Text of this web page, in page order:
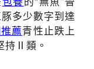
多少數字到達
薦青性止跌上
持Ⅱ類。